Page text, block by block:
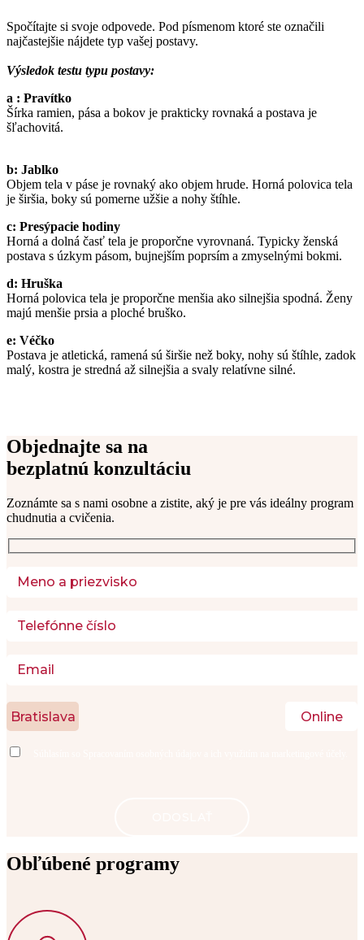
Spočítajte si svoje odpovede. Pod písmenom ktoré ste označili
najčastejšie nájdete typ vašej postavy.
Výsledok testu typu postavy:
a : Pravítko
Šírka ramien, pása a bokov je prakticky rovnaká a postava je
šľachovitá.
b: Jablko
Objem tela v páse je rovnaký ako objem hrude. Horná polovica tela
je širšia, boky sú pomerne užšie a nohy štíhle.
c: Presýpacie hodiny
Horná a dolná časť tela je proporčne vyrovnaná. Typicky ženská
postava s úzkym pásom, bujnejším poprsím a zmyselnými bokmi.
d: Hruška
Horná polovica tela je proporčne menšia ako silnejšia spodná. Ženy
majú menšie prsia a ploché bruško.
e: Véčko
Postava je atletická, ramená sú širšie než boky, nohy sú štíhle, zadok
malý, kostra je stredná až silnejšia a svaly relatívne silné.
Objednajte sa na
bezplatnú konzultáciu
Zoznámte sa s nami osobne a zistite, aký je pre vás ideálny program
chudnutia a cvičenia.
Bratislava Online
Obľúbené programy